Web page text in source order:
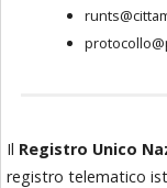
Il Registro Unico
registro telematico